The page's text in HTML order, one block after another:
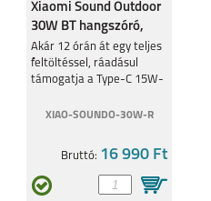
Xiaomi Sound Outdoor
30W BT hangszóró,
Piros QBH4263
Akár 12 órán át egy teljes
feltöltéssel, ráadásul
támogatja a Type-C 15W-
XIAO-SOUNDO-30W-R
Bruttó: 16 990 Ft